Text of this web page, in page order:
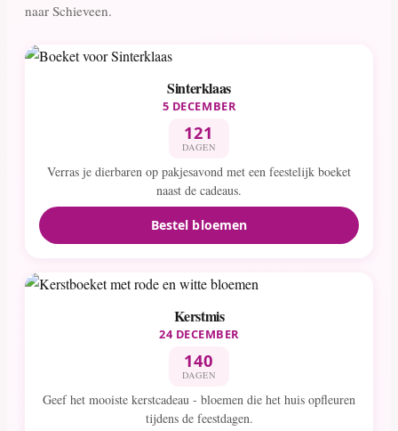
naar Schieveen.
Sinterklaas
5 DECEMBER
121
DAGEN
Verras je dierbaren op pakjesavond met een feestelijk boeket
naast de cadeaus.
Bestel bloemen
Kerstmis
24 DECEMBER
140
DAGEN
Geef het mooiste kerstcadeau - bloemen die het huis opfleuren
tijdens de feestdagen.